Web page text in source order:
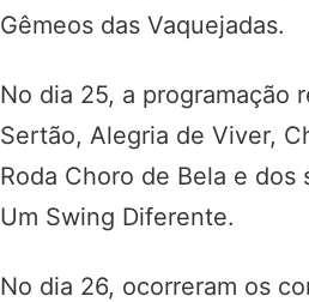
Gêmeos das Vaquejadas.
No dia 25, a programação
Sertão, Alegria de Viver,
Roda Choro de Bela e dos
Um Swing Diferente.
No dia 26, ocorreram os